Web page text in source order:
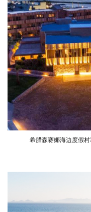
希腊森赛娜海边度假